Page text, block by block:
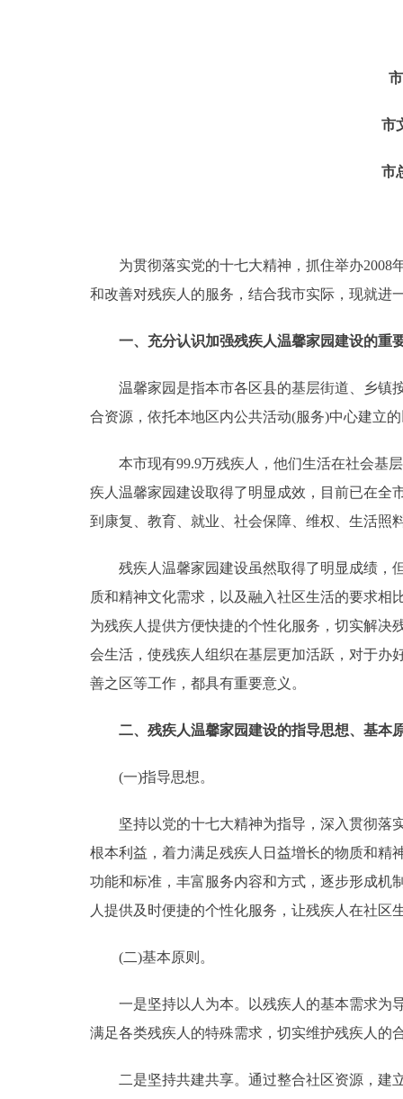
ENGLISH
ESPAÑOL
市
市
为贯彻落实党的十七大精神，抓住举办2008
和改善对残疾人的服务，结合我市实际，现就
一、充分认识加强残疾人温馨家园建设的
温馨家园是指本市各区县的基层街道、乡镇按
合资源，依托本地区内公共活动(服务)中心建
本市现有99.9万残疾人，他们生活在社会基层
疾人温馨家园建设取得了明显成效，目前已在全
到康复、教育、就业、社会保障、维权、生活
残疾人温馨家园建设虽然取得了明显成绩，但
质和精神文化需求，以及融入社区生活的要求
为残疾人提供方便快捷的个性化服务，切实解决
会生活，使残疾人组织在基层更加活跃，对于办
善之区等工作，都具有重要意义。
二、残疾人温馨家园建设的指导思想、基
(一)指导思想。
坚持以党的十七大精神为指导，深入贯彻落实
根本利益，着力满足残疾人日益增长的物质和精
功能和标准，丰富服务内容和方式，逐步形成机
人提供及时便捷的个性化服务，让残疾人在社
(二)基本原则。
一是坚持以人为本。以残疾人的基本需求为导
满足各类残疾人的特殊需求，切实维护残疾人
二是坚持共建共享。通过整合社区资源，建立